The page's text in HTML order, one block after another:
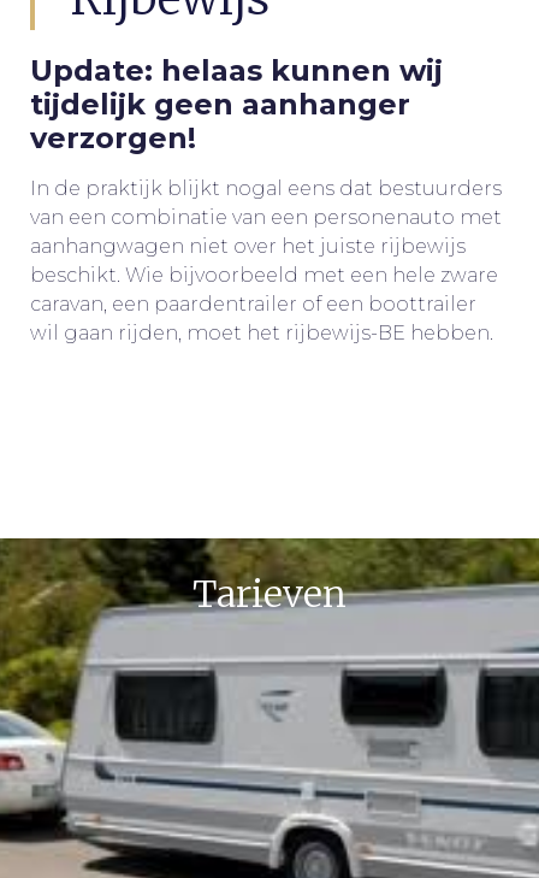
Update: helaas kunnen wij
tijdelijk geen aanhanger
verzorgen!
In de praktijk blijkt nogal eens dat bestuurders
van een combinatie van een personenauto met
aanhangwagen niet over het juiste rijbewijs
beschikt. Wie bijvoorbeeld met een hele zware
caravan, een paardentrailer of een boottrailer
wil gaan rijden, moet het rijbewijs-BE hebben.
Tarieven